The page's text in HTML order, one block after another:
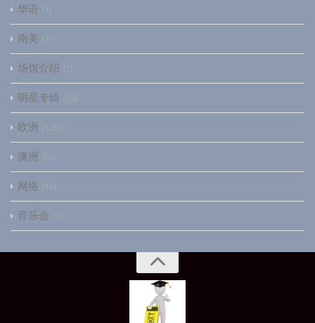
华语 1
南美 1
场馆介绍 1
明星专辑 23
欧洲 126
澳洲 50
网络 14
音乐会 1